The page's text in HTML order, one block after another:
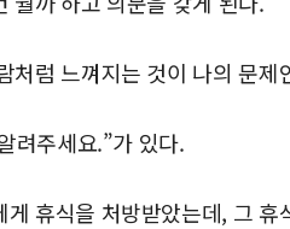
처럼 느껴지는 것이 나의 문제
려주세요.”가 있다.
휴식을 처방받았는데, 그 휴